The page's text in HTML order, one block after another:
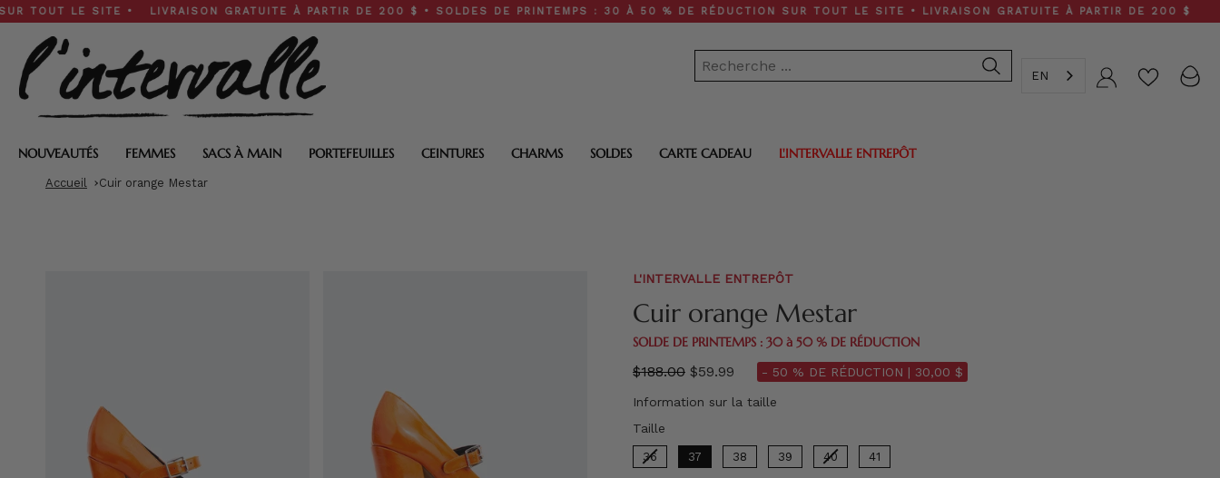
Skip
to
content
SITE • LIVRAISON GRATUITE À PARTIR DE 200 $ • SOLDES DE PRINTEMPS : 30 À 50 % DE RÉDUCTION SUR TOUT LE SITE • LIVRAISON GRATUITE À PARTIR DE 200 $
EN Compte
NOUVEAUTÉS FEMMES SACS À MAIN PORTEFEUILLES CEINTURES CHARMS SOLDES CARTE CADEAU L'INTERVALLE ENTREPÔT
Accueil Cuir orange Mestar
L'INTERVALLE ENTREPÔT
Cuir orange Mestar
SOLDE DE PRINTEMPS : 30 à 50 % DE RÉDUCTION
régulier
$188.00 $59.99 - 50 % DE RÉDUCTION | 30,00 $
Information sur la taille
Taille
36 37 38 39 40 41